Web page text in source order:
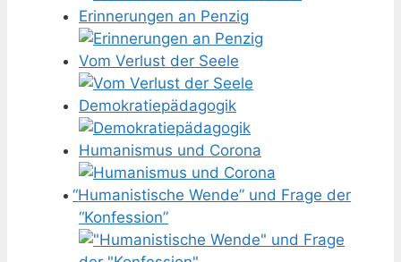
Erinnerungen an Penzig
Vom Verlust der Seele
Demokratiepädagogik
Humanismus und Corona
“Humanistische Wende” und Frage der
“Konfession”